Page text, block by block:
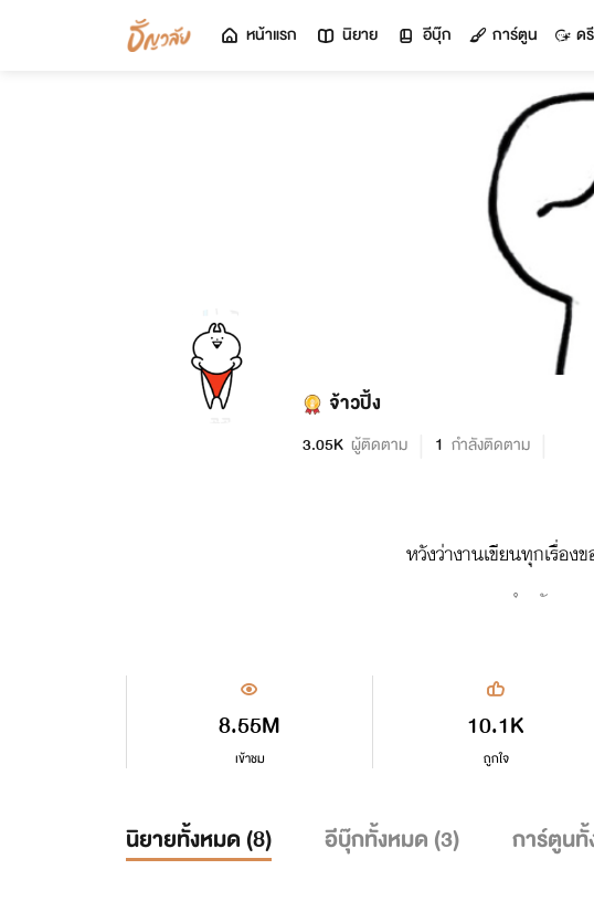
หน้าแรก นิยาย อีบุ๊ก การ์ตูน ด
จ้าวปิ้ง
3.05K ผู้ติดตาม 1 กำลังติดตาม
หวังว่างานเขียนทุกเรื่อง
ขอบคุณสำหรับทุก
8.55M
เข้าชม
10.1K
ถูกใจ
นิยายทั้งหมด (8) อีบุ๊กทั้งหมด (3) การ์ตูน